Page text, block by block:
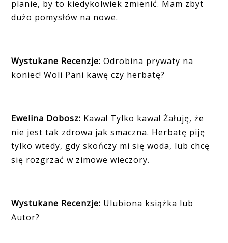
planie, by to kiedykolwiek zmienić. Mam zbyt
dużo pomysłów na nowe.
Wystukane Recenzje: Odrobina prywaty na
koniec! Woli Pani kawę czy herbatę?
Ewelina Dobosz: Kawa! Tylko kawa! Żałuję, że
nie jest tak zdrowa jak smaczna. Herbatę piję
tylko wtedy, gdy skończy mi się woda, lub chcę
się rozgrzać w zimowe wieczory.
Wystukane Recenzje: Ulubiona książka lub
Autor?